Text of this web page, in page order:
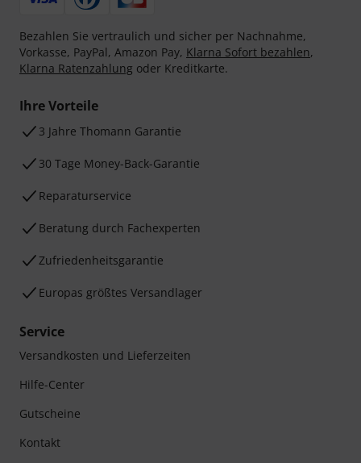
Bezahlen Sie vertraulich und sicher per Nachnahme,
Vorkasse, PayPal, Amazon Pay, Klarna Sofort bezahlen,
Klarna Ratenzahlung oder Kreditkarte.
Ihre Vorteile
3 Jahre Thomann Garantie
30 Tage Money-Back-Garantie
Reparaturservice
Beratung durch Fachexperten
Zufriedenheitsgarantie
Europas größtes Versandlager
Service
Versandkosten und Lieferzeiten
Hilfe-Center
Gutscheine
Kontakt